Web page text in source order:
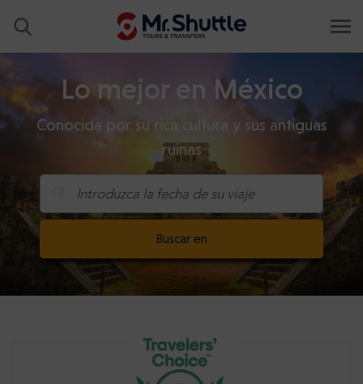
Lo mejor en México
Conocida por su rica cultura y sus antiguas
ruinas
Introduzca la fecha de su viaje
Buscar en